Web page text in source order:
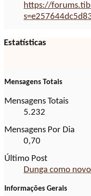
https://
Estatísticas
Mensagens Totais
Mensagens Totais
5.232
Mensagens Por Dia
0,70
Último Post
Dunga como
Informações Gerais